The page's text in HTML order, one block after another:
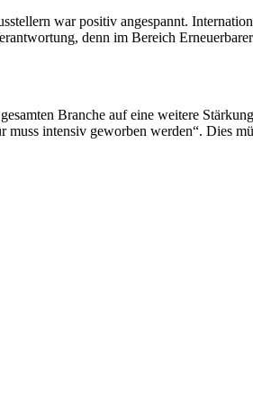
war positiv angespannt.
denn im Bereich
Branche auf eine weitere
intensiv geworben werden“. Dies